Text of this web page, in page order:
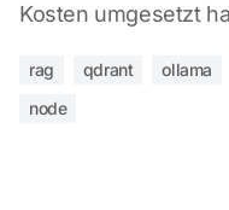
Kosten umgesetzt
rag qdrant ollama
node